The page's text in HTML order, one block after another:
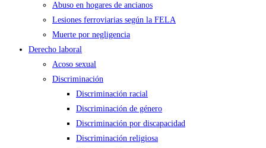
Abuso en hogares de ancianos
Lesiones ferroviarias según la FELA
Muerte por negligencia
Derecho laboral
Acoso sexual
Discriminación
Discriminación racial
Discriminación de género
Discriminación por discapacidad
Discriminación religiosa